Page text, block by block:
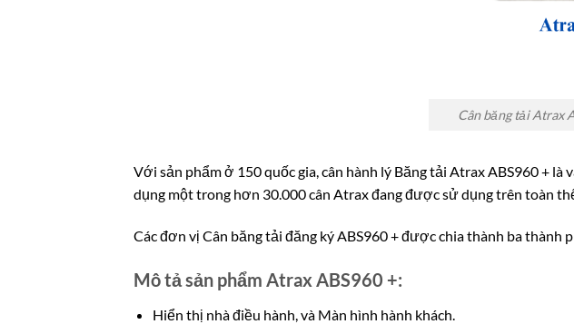
Cân băng tải Atrax
Với sản phẩm ở 150 quốc gia, cân hành lý Băng tải Atrax ABS960 +
dụng một trong hơn 30.000 cân Atrax đang được sử dụng trên toàn
Các đơn vị Cân băng tải đăng ký ABS960 + được chia thành ba thành
Mô tả sản phẩm Atrax ABS960 +:
Hiển thị nhà điều hành, và Màn hình hành khách.